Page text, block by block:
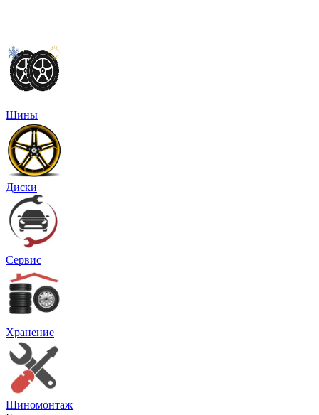
Шины
Диски
Сервис
Хранение
Шиномонтаж